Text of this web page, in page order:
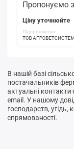
Пропонуємо
Ціну уточнюйте
Підприємство:
ТОВ
В нашій базі
постачальників
актуальні контакти
email. У нашому
господарств, угідь,
спрямованості.